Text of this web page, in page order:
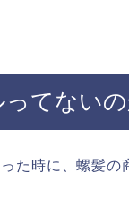
てない
た時に、螺髪の